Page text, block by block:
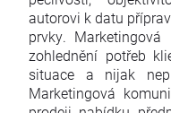
autorovi k datu
prvky.
zohlednění potřeb
situace a nijak
Marketingová